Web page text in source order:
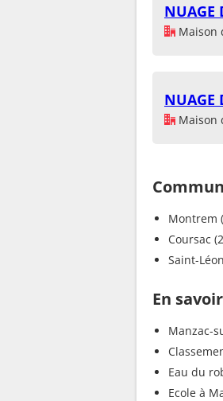
NUAGE
Maison
NUAGE
Maison
Montrem
Coursac
Saint-
En
Manzac-
Eau du
Ecole à